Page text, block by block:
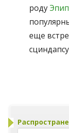
роду
еще